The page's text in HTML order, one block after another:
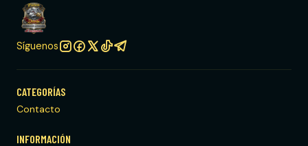
Síguenos
CATEGORÍAS
Contacto
INFORMACIÓN